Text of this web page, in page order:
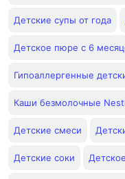
Детские супы от года
Детское пюре с 6
Гипоаллергенные
Каши безмолочные
Детские смеси
Детские соки